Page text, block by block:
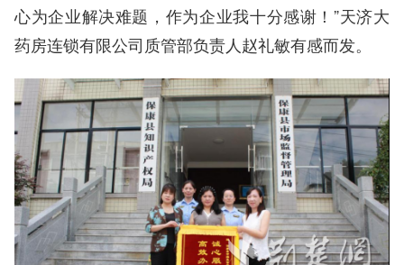
心为企业解决难题，作为企业我十分感谢！”天济大
药房连锁有限公司质管部负责人赵礼敏有感而发。